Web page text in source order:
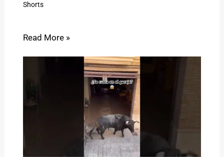
Shorts
Read More »